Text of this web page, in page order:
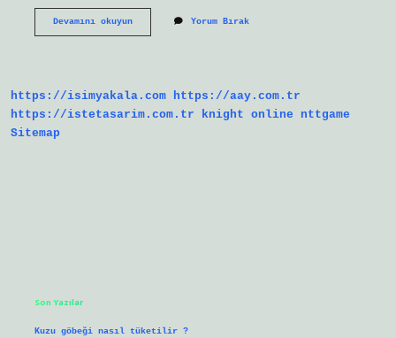
Devamını okuyunHomeostazi
Yorum Bırak
https://isimyakala.com https://aay.com.tr
https://istetasarim.com.tr
knight online
nttgame
Sitemap
Son Yazılar
Kuzu göbeği nasıl tüketilir ?